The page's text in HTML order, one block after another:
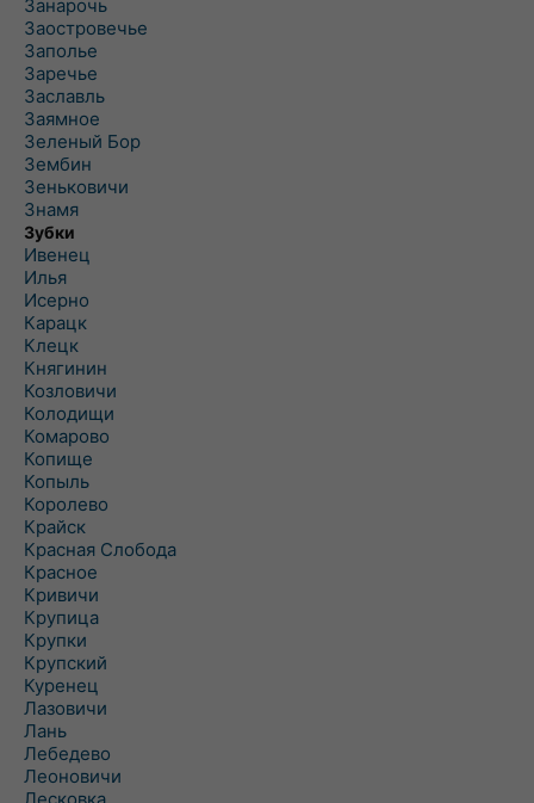
Занарочь
Заостровечье
Заполье
Заречье
Заславль
Заямное
Зеленый Бор
Зембин
Зеньковичи
Знамя
Зубки
Ивенец
Илья
Исерно
Карацк
Клецк
Княгинин
Козловичи
Колодищи
Комарово
Копище
Копыль
Королево
Крайск
Красная Слобода
Красное
Кривичи
Крупица
Крупки
Крупский
Куренец
Лазовичи
Лань
Лебедево
Леоновичи